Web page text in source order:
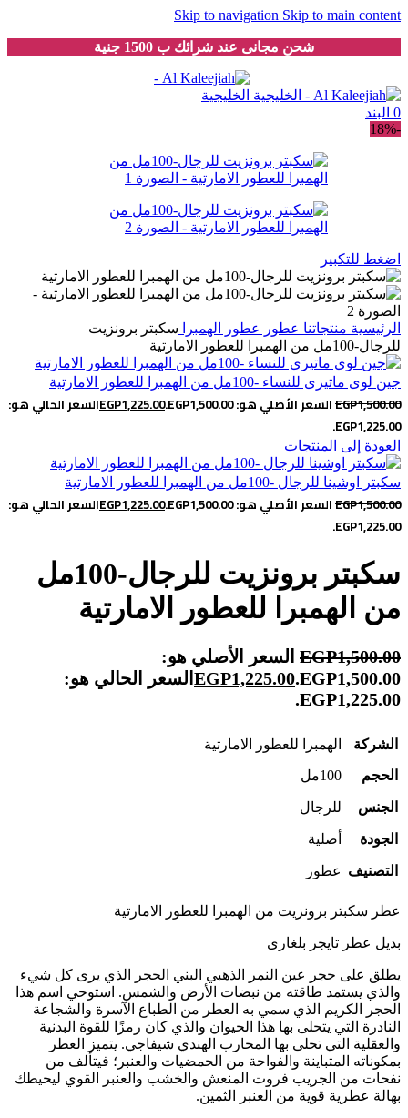
Skip to navigation Skip to main content
شحن مجانى عند شرائك ب 1500 جنية
0 البند
-18%
اضغط للتكبير
الرئيسية منتجاتنا عطور عطور الهمبرا سكبتر برونزيت
للرجال-100مل من الهمبرا للعطور الامارتية
جين لوى ماتيرى للنساء -100مل من الهمبرا للعطور الامارتية
EGP1,500.00 السعر الأصلي هو: EGP1,500.00. EGP1,225.00
السعر الحالي هو:
EGP1,225.00.
العودة إلى المنتجات
سكبتر اوشينا للرجال -100مل من الهمبرا للعطور الامارتية
EGP1,500.00 السعر الأصلي هو: EGP1,500.00. EGP1,225.00
السعر الحالي هو:
EGP1,225.00.
سكبتر برونزيت للرجال-100مل
من الهمبرا للعطور الامارتية
EGP1,500.00
السعر الأصلي هو:
EGP1,500.00.
EGP1,225.00
السعر الحالي هو:
EGP1,225.00.
الشركة
الهمبرا للعطور الامارتية
الحجم
100مل
الجنس للرجال
الجودة أصلية
التصنيف عطور
عطر سكبتر برونزيت من الهمبرا للعطور الامارتية
بديل عطر تايجر بلغارى
يطلق على حجر عين النمر الذهبي البني الحجر الذي يرى كل شيء
والذي يستمد طاقته من نبضات الأرض والشمس. استوحي اسم هذا
الحجر الكريم الذي سمي به العطر من الطباع الآسرة والشجاعة
النادرة التي يتحلى بها هذا الحيوان والذي كان رمزًا للقوة البدنية
والعقلية التي تحلى بها المحارب الهندي شيفاجي. يتميز العطر
بمكوناته المتباينة والفواحة من الحمضيات والعنبر؛ فيتألف من
نفحات من الجريب فروت المنعش والخشب والعنبر القوي ليحيطك
بهالة عطرية قوية من العنبر الثمين.